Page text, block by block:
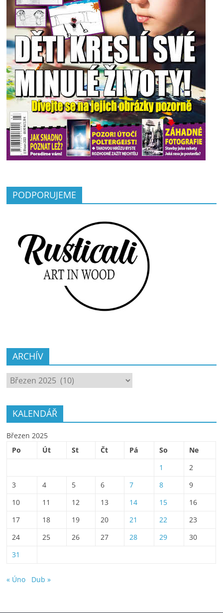
PODPORUJEME
ARCHÍV
ARCHÍV
KALENDÁŘ
Březen 2025
Po
Út St Čt Pá So
Ne
1
2
3
4 5 6 7 8
9
10
11 12 13 14 15
16
17
18 19 20 21 22
23
24
25 26 27 28 29
30
31
« Úno Dub »